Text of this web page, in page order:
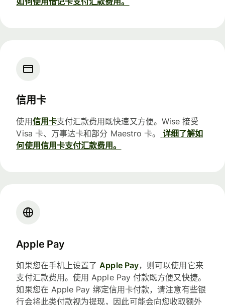
信用卡
使用信用卡支付汇款费用既快速又方便。Wise 接受
Visa 卡、万事达卡和部分 Maestro 卡。
详细了解如
何使用信用卡支付汇款费用。
Apple Pay
如果您在手机上设置了Apple Pay，则可以使用它来
支付汇款费用。使用 Apple Pay 付款既方便又快捷。
如果您在 Apple Pay 绑定信用卡付款，请注意有些银
行会将此类付款视为提现，因此可能会向您收取额外